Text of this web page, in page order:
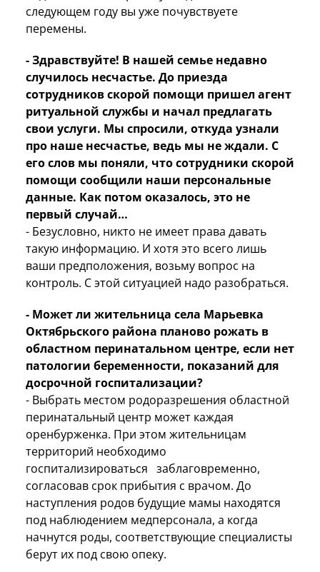
следующем году вы уже почувствуете
перемены.
- Здравствуйте! В нашей семье недавно
случилось несчастье. До приезда
сотрудников скорой помощи пришел агент
ритуальной службы и начал предлагать
свои услуги. Мы спросили, откуда узнали
про наше несчастье, ведь мы не ждали. С
его слов мы поняли, что сотрудники скорой
помощи сообщили наши персональные
данные. Как потом оказалось, это не
первый случай…
- Безусловно, никто не имеет права давать
такую информацию. И хотя это всего лишь
ваши предположения, возьму вопрос на
контроль. С этой ситуацией надо разобраться.
- Может ли жительница села Марьевка
Октябрьского района планово рожать в
областном перинатальном центре, если нет
патологии беременности, показаний для
досрочной госпитализации?
- Выбрать местом родоразрешения областной
перинатальный центр может каждая
оренбурженка. При этом жительницам
территорий необходимо
госпитализироваться заблаговременно,
согласовав срок прибытия с врачом. До
наступления родов будущие мамы находятся
под наблюдением медперсонала, а когда
начнутся роды, соответствующие специалисты
берут их под свою опеку.